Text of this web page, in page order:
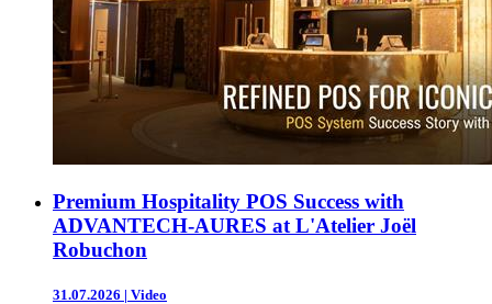
Premium Hospitality POS Success with
ADVANTECH-AURES at L'Atelier Joël
Robuchon
31.07.2026 | Video